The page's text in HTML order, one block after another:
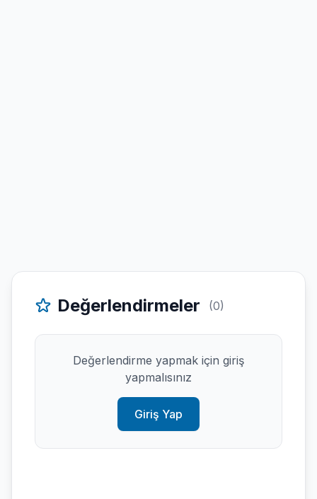
Değerlendirmeler (0)
Değerlendirme yapmak için giriş
yapmalısınız
Giriş Yap